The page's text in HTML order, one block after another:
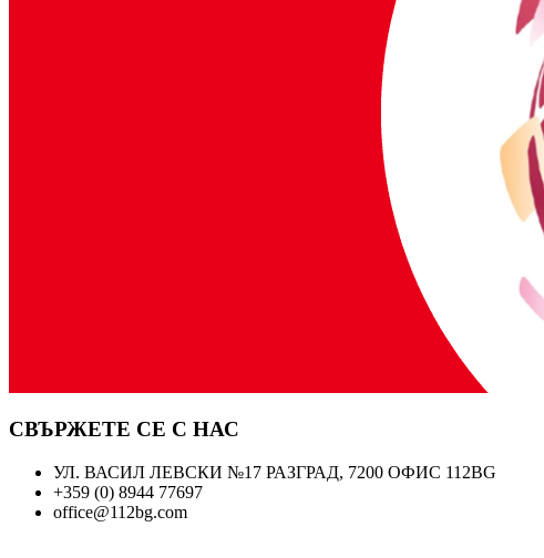
СВЪРЖЕТЕ СЕ С НАС
УЛ. ВАСИЛ ЛЕВСКИ №17 РАЗГРАД, 7200 ОФИС 112BG
+359 (0) 8944 77697
office@112bg.com